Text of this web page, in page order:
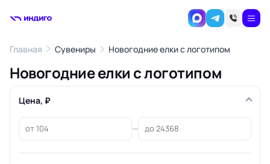
Главная Сувениры Новогодние елки с логотипом
Новогодние елки с логотипом
Цена, ₽
—